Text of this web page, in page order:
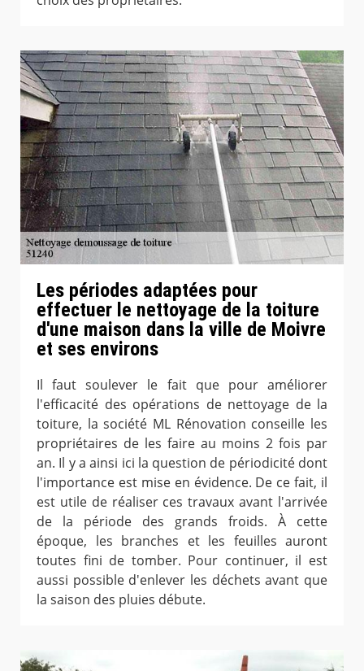
Les périodes adaptées pour
effectuer le nettoyage de la toiture
d'une maison dans la ville de Moivre
et ses environs
Il faut soulever le fait que pour améliorer
l'efficacité des opérations de nettoyage de la
toiture, la société ML Rénovation conseille les
propriétaires de les faire au moins 2 fois par
an. Il y a ainsi ici la question de périodicité dont
l'importance est mise en évidence. De ce fait, il
est utile de réaliser ces travaux avant l'arrivée
de la période des grands froids. À cette
époque, les branches et les feuilles auront
toutes fini de tomber. Pour continuer, il est
aussi possible d'enlever les déchets avant que
la saison des pluies débute.